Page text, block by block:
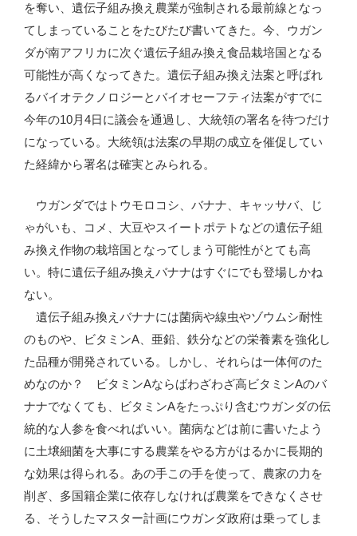
を奪い、遺伝子組み換え農業が強制される最前線となっ
てしまっていることをたびたび書いてきた。今、ウガン
ダが南アフリカに次ぐ遺伝子組み換え食品栽培国となる
可能性が高くなってきた。遺伝子組み換え法案と呼ばれ
るバイオテクノロジーとバイオセーフティ法案がすでに
今年の10月4日に議会を通過し、大統領の署名を待つだけ
になっている。大統領は法案の早期の成立を催促してい
た経緯から署名は確実とみられる。
ウガンダではトウモロコシ、バナナ、キャッサバ、じ
ゃがいも、コメ、大豆やスイートポテトなどの遺伝子組
み換え作物の栽培国となってしまう可能性がとても高
い。特に遺伝子組み換えバナナはすぐにでも登場しかね
ない。
遺伝子組み換えバナナには菌病や線虫やゾウムシ耐性
のものや、ビタミンA、亜鉛、鉄分などの栄養素を強化し
た品種が開発されている。しかし、それらは一体何のた
めなのか？ ビタミンAならばわざわざ高ビタミンAのバ
ナナでなくても、ビタミンAをたっぷり含むウガンダの伝
統的な人参を食べればいい。菌病などは前に書いたよう
に土壌細菌を大事にする農業をやる方がはるかに長期的
な効果は得られる。あの手この手を使って、農家の力を
削ぎ、多国籍企業に依存しなければ農業をできなくさせ
る、そうしたマスター計画にウガンダ政府は乗ってしま